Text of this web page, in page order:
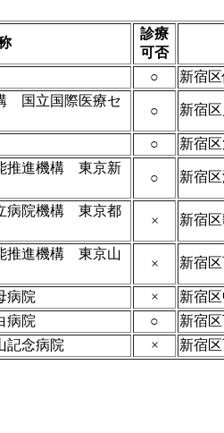
診療
可否
○
新宿
国立国際医療セ
○ 新宿
○
新宿
推進機構 東京新
○ 新宿
病院機構 東京都
× 新宿
推進機構 東京山
× 新宿
病院 ×
新宿
病院
○
新宿
記念病院
× 新宿